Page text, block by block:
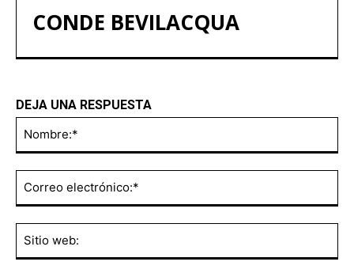
CONDE BEVILACQUA
DEJA UNA RESPUESTA